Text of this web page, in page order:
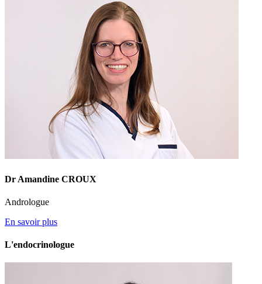
Dr Amandine CROUX
Andrologue
En savoir plus
L'endocrinologue